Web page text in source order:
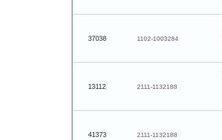
37038 1102-1003284
13112 2111-1132188
41373 2111-1132188